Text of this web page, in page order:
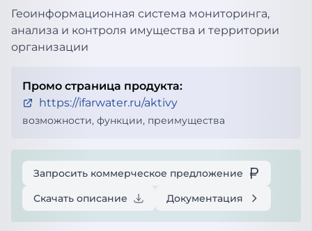
Геоинформационная система мониторинга,
анализа и контроля имущества и территории
организации
Промо страница продукта:
https://ifarwater.ru/aktivy
возможности, функции, преимущества
Запросить коммерческое предложение
Скачать описание
Документация